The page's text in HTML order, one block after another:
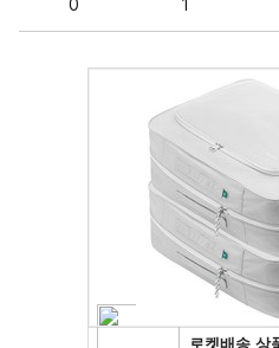
0 1